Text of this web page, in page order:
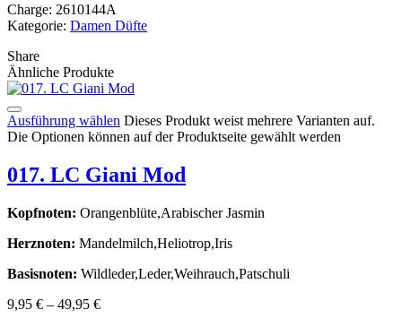
Charge: 2610144A
Kategorie: Damen Düfte
Share
Ähnliche Produkte
Ausführung wählen Dieses Produkt weist mehrere Varianten auf.
Die Optionen können auf der Produktseite gewählt werden
017. LC Giani Mod
Kopfnoten: Orangenblüte,Arabischer Jasmin
Herznoten: Mandelmilch,Heliotrop,Iris
Basisnoten: Wildleder,Leder,Weihrauch,Patschuli
9,95 € – 49,95 €